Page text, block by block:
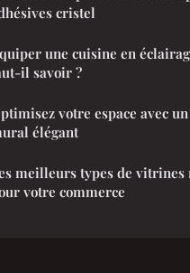
cristel
une cuisine en
il savoir ?
votre espace avec
élégant
meilleurs types de vitrines
votre commerce